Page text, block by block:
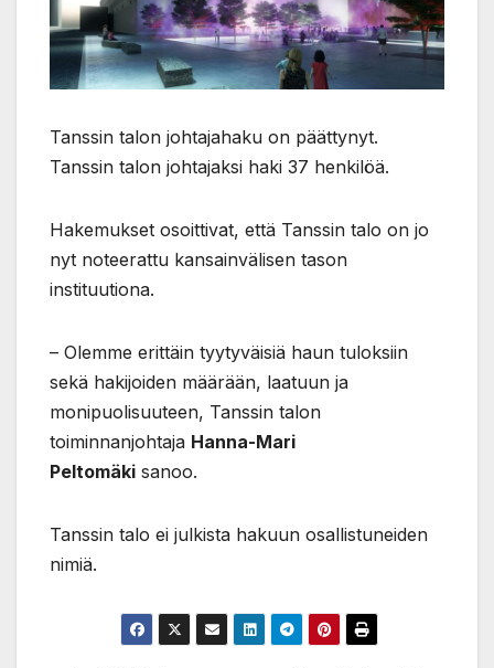
Tanssin talon johtajahaku on päättynyt.
Tanssin talon johtajaksi haki 37 henkilöä.
Hakemukset osoittivat, että Tanssin talo on jo
nyt noteerattu kansainvälisen tason
instituutiona.
– Olemme erittäin tyytyväisiä haun tuloksiin
sekä hakijoiden määrään, laatuun ja
monipuolisuuteen, Tanssin talon
toiminnanjohtaja Hanna-Mari
Peltomäki sanoo.
Tanssin talo ei julkista hakuun osallistuneiden
nimiä.